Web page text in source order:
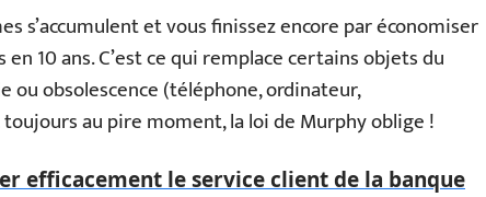
s’accumulent et vous finissez encore par économiser
10 ans. C’est ce qui remplace certains objets du
obsolescence (téléphone, ordinateur,
au pire moment, la loi de Murphy oblige !
efficacement le service client de la banque